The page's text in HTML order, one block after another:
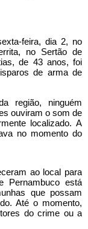
feira, dia 2, no
no Sertão de
de 43 anos, foi
de arma de
região, ninguém
ouviram o som de
localizado. A
no momento do
ao local para
Pernambuco está
que possam
Até o momento,
do crime ou a